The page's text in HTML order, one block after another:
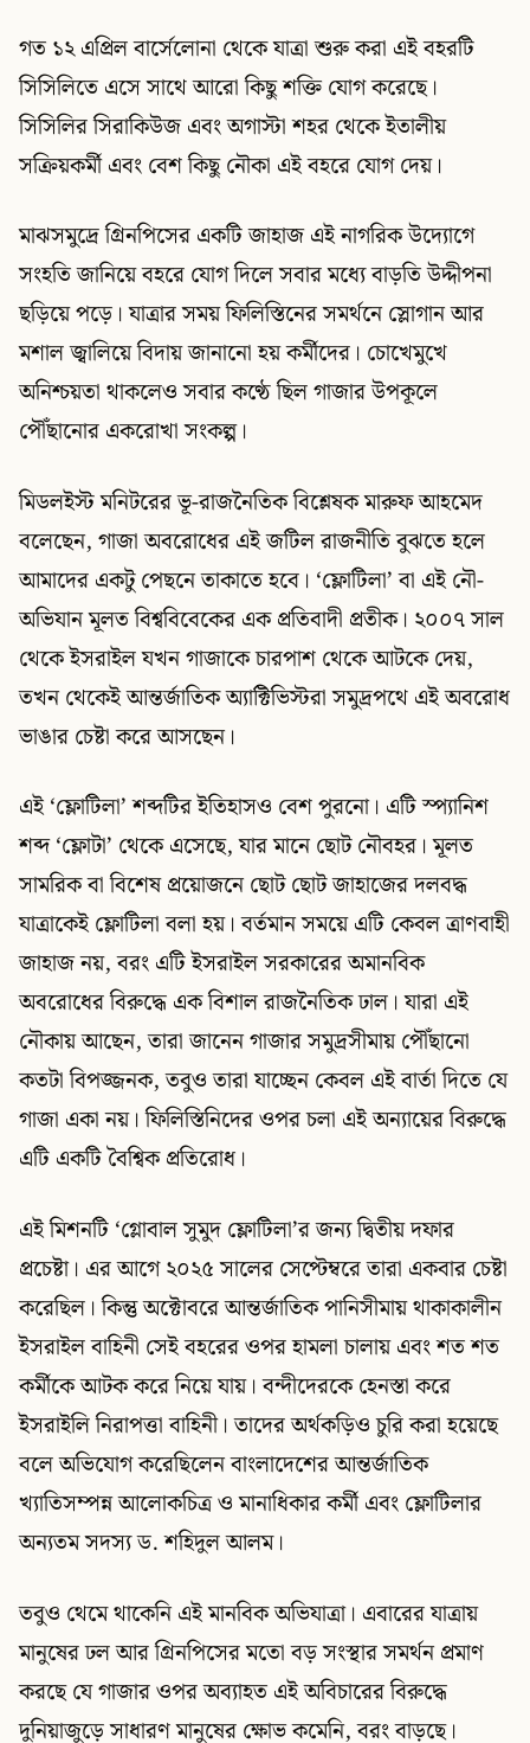
গত ১২ এপ্রিল বার্সেলোনা থেকে যাত্রা শুরু করা এই বহরটি
সিসিলিতে এসে সাথে আরো কিছু শক্তি যোগ করেছে।
সিসিলির সিরাকিউজ এবং অগাস্টা শহর থেকে ইতালীয়
সক্রিয়কর্মী এবং বেশ কিছু নৌকা এই বহরে যোগ দেয়।
মাঝসমুদ্রে গ্রিনপিসের একটি জাহাজ এই নাগরিক উদ্যোগে
সংহতি জানিয়ে বহরে যোগ দিলে সবার মধ্যে বাড়তি উদ্দীপনা
ছড়িয়ে পড়ে। যাত্রার সময় ফিলিস্তিনের সমর্থনে স্লোগান আর
মশাল জ্বালিয়ে বিদায় জানানো হয় কর্মীদের। চোখেমুখে
অনিশ্চয়তা থাকলেও সবার কণ্ঠে ছিল গাজার উপকূলে
পৌঁছানোর একরোখা সংকল্প।
মিডলইস্ট মনিটরের ভূ-রাজনৈতিক বিশ্লেষক মারুফ আহমেদ
বলেছেন, গাজা অবরোধের এই জটিল রাজনীতি বুঝতে হলে
আমাদের একটু পেছনে তাকাতে হবে। ‘ফ্লোটিলা’ বা এই নৌ-
অভিযান মূলত বিশ্ববিবেকের এক প্রতিবাদী প্রতীক। ২০০৭ সাল
থেকে ইসরাইল যখন গাজাকে চারপাশ থেকে আটকে দেয়,
তখন থেকেই আন্তর্জাতিক অ্যাক্টিভিস্টরা সমুদ্রপথে এই অবরোধ
ভাঙার চেষ্টা করে আসছেন।
এই ‘ফ্লোটিলা’ শব্দটির ইতিহাসও বেশ পুরনো। এটি স্প্যানিশ
শব্দ ‘ফ্লোটা’ থেকে এসেছে, যার মানে ছোট নৌবহর। মূলত
সামরিক বা বিশেষ প্রয়োজনে ছোট ছোট জাহাজের দলবদ্ধ
যাত্রাকেই ফ্লোটিলা বলা হয়। বর্তমান সময়ে এটি কেবল ত্রাণবাহী
জাহাজ নয়, বরং এটি ইসরাইল সরকারের অমানবিক
অবরোধের বিরুদ্ধে এক বিশাল রাজনৈতিক ঢাল। যারা এই
নৌকায় আছেন, তারা জানেন গাজার সমুদ্রসীমায় পৌঁছানো
কতটা বিপজ্জনক, তবুও তারা যাচ্ছেন কেবল এই বার্তা দিতে যে
গাজা একা নয়। ফিলিস্তিনিদের ওপর চলা এই অন্যায়ের বিরুদ্ধে
এটি একটি বৈশ্বিক প্রতিরোধ।
এই মিশনটি ‘গ্লোবাল সুমুদ ফ্লোটিলা’র জন্য দ্বিতীয় দফার
প্রচেষ্টা। এর আগে ২০২৫ সালের সেপ্টেম্বরে তারা একবার চেষ্টা
করেছিল। কিন্তু অক্টোবরে আন্তর্জাতিক পানিসীমায় থাকাকালীন
ইসরাইল বাহিনী সেই বহরের ওপর হামলা চালায় এবং শত শত
কর্মীকে আটক করে নিয়ে যায়। বন্দীদেরকে হেনস্তা করে
ইসরাইলি নিরাপত্তা বাহিনী। তাদের অর্থকড়িও চুরি করা হয়েছে
বলে অভিযোগ করেছিলেন বাংলাদেশের আন্তর্জাতিক
খ্যাতিসম্পন্ন আলোকচিত্র ও মানাধিকার কর্মী এবং ফ্লোটিলার
অন্যতম সদস্য ড. শহিদুল আলম।
তবুও থেমে থাকেনি এই মানবিক অভিযাত্রা। এবারের যাত্রায়
মানুষের ঢল আর গ্রিনপিসের মতো বড় সংস্থার সমর্থন প্রমাণ
করছে যে গাজার ওপর অব্যাহত এই অবিচারের বিরুদ্ধে
দুনিয়াজুড়ে সাধারণ মানুষের ক্ষোভ কমেনি, বরং বাড়ছে।